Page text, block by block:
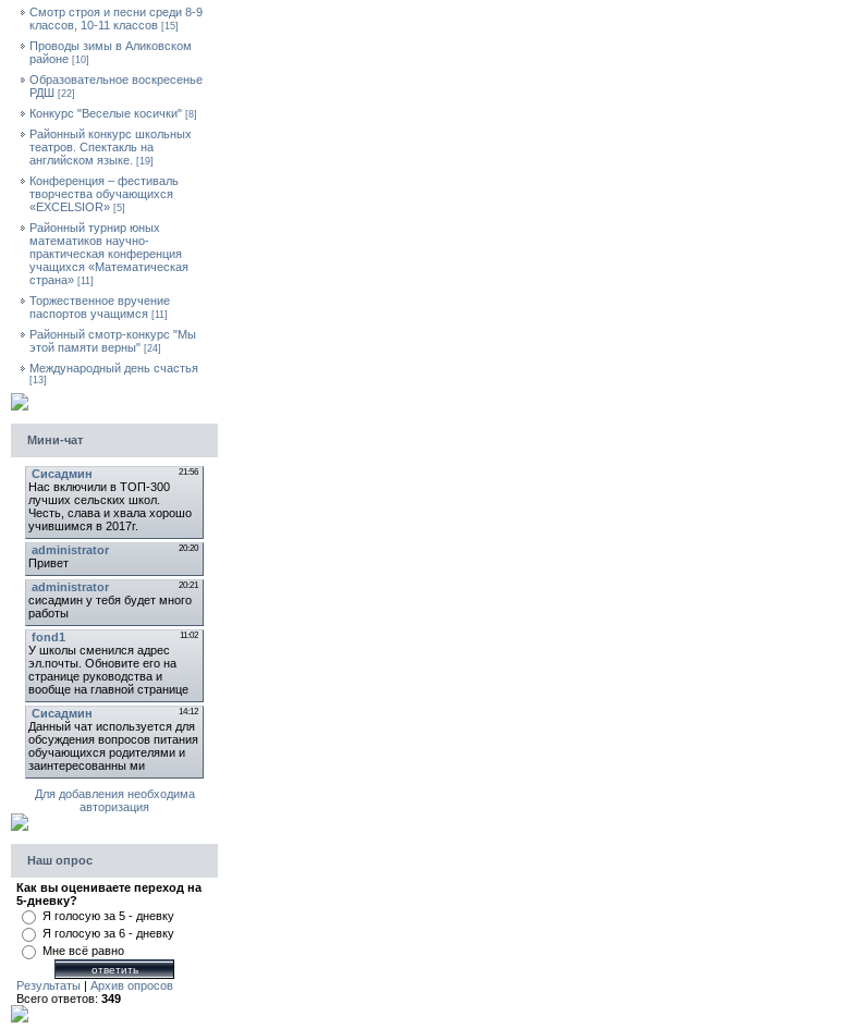
Смотр строя и песни среди 8-9
классов, 10-11 классов [15]
Проводы зимы в Аликовском
районе [10]
Образовательное воскресенье
РДШ [22]
Конкурс "Веселые косички" [8]
Районный конкурс школьных
театров. Спектакль на
английском языке.
[19]
Конференция – фестиваль
творчества обучающихся
«EXCELSIOR» [5]
Районный турнир юных
математиков научно-
практическая конференция
учащихся «Математическая
страна» [11]
Торжественное вручение
паспортов учащимся [11]
Районный смотр-конкурс "Мы
этой памяти верны" [24]
Международный день счастья
[13]
Мини-чат
Для добавления необходима
авторизация
Наш опрос
Как вы оцениваете переход на
5-дневку?
Я голосую за 5 - дневку
Я голосую за 6 - дневку
Мне всё равно
Результаты | Архив опросов
Всего ответов: 349